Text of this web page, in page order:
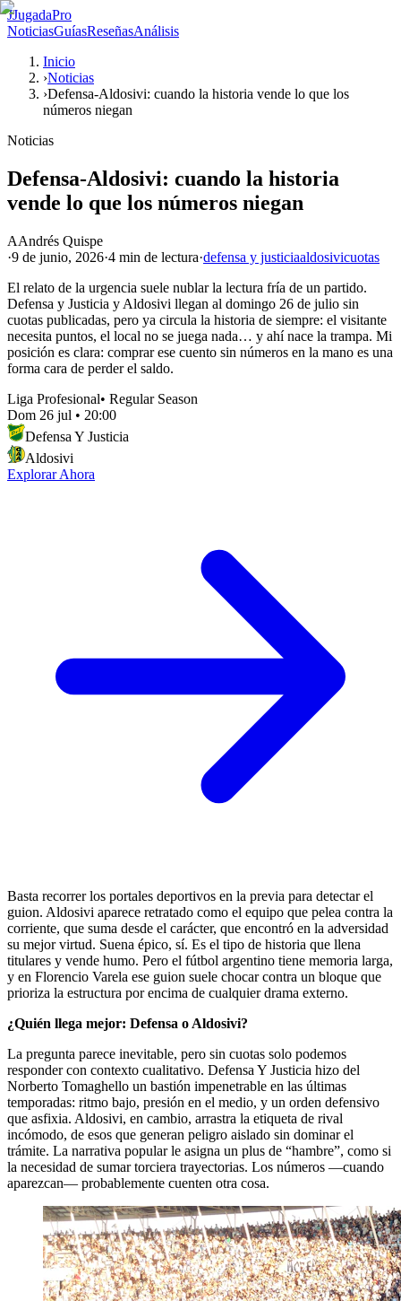
JJugadaPro
NoticiasGuíasReseñasAnálisis
Inicio
›Noticias
›Defensa-Aldosivi: cuando la historia vende lo que los
números niegan
Noticias
Defensa-Aldosivi: cuando la historia
vende lo que los números niegan
AAndrés Quispe
·9 de junio, 2026·4 min de lectura·defensa y justiciaaldosivicuotas
El relato de la urgencia suele nublar la lectura fría de un partido.
Defensa y Justicia y Aldosivi llegan al domingo 26 de julio sin
cuotas publicadas, pero ya circula la historia de siempre: el visitante
necesita puntos, el local no se juega nada… y ahí nace la trampa. Mi
posición es clara: comprar ese cuento sin números en la mano es una
forma cara de perder el saldo.
Liga Profesional• Regular Season
Dom 26 jul • 20:00
Defensa Y Justicia
Aldosivi
Explorar Ahora
Basta recorrer los portales deportivos en la previa para detectar el
guion. Aldosivi aparece retratado como el equipo que pelea contra la
corriente, que suma desde el carácter, que encontró en la adversidad
su mejor virtud. Suena épico, sí. Es el tipo de historia que llena
titulares y vende humo. Pero el fútbol argentino tiene memoria larga,
y en Florencio Varela ese guion suele chocar contra un bloque que
prioriza la estructura por encima de cualquier drama externo.
¿Quién llega mejor: Defensa o Aldosivi?
La pregunta parece inevitable, pero sin cuotas solo podemos
responder con contexto cualitativo. Defensa Y Justicia hizo del
Norberto Tomaghello un bastión impenetrable en las últimas
temporadas: ritmo bajo, presión en el medio, y un orden defensivo
que asfixia. Aldosivi, en cambio, arrastra la etiqueta de rival
incómodo, de esos que generan peligro aislado sin dominar el
trámite. La narrativa popular le asigna un plus de “hambre”, como si
la necesidad de sumar torciera trayectorias. Los números —cuando
aparezcan— probablemente cuenten otra cosa.